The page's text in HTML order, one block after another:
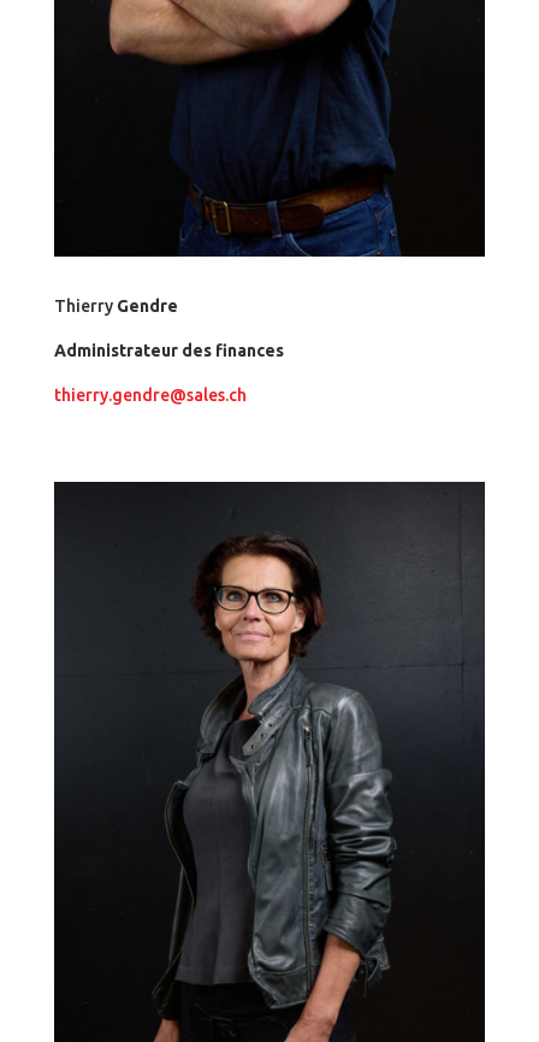
Thierry Gendre
Administrateur des finances
thierry.gendre@sales.ch